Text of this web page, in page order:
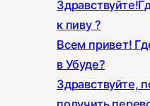
к пиву ?
Всем привет!
в Убуде?
Здравствуйте,